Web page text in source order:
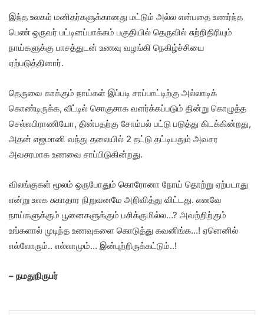
இந்த உலகம் மனிதர்களுக்கானது மட்டும் அல்ல என்பதை உணர்ந்த
பெண் ஒருவர் பட்டினப்பாக்கம் பகுதியில் தெருவில் சுற்றிதிரியும்
நாய்களுக்கு பாசத்துடன் உணவு வழங்கி நெகிழ்ச்சியை
ஏற்படுத்தினார்.
தெருவை காக்கும் நாய்கள் இப்படி சாப்பாட்டிற்கு அல்லாடிக்
கொண்டிருக்க, வீட்டில் சொகுசாக வளர்க்கப்படும் தின்று கொழுத்த
செல்லபிராணியோ, தின்பதற்கு சோம்பல் பட்டு படுத்து கிடக்கின்றது,
அதன் எஜமானி வந்து தலையில் 2 தட்டு தட்டியதும் அவசர
அவசரமாக உணவை சாப்பிடுகின்றது.
விலங்குகள் மூலம் ஒருபோதும் கொரோனா நோய் தொற்று ஏற்படாது
என்று உலக சுகாதார நிறுவனமே அறிவித்து விட்டது. எனவே
நாய்களுக்கும் பூனைகளுக்கும் பசிக்குமில்ல…? அவற்றிற்கும்
உங்களால் முடிந்த உணவுகளை கொடுத்து கவனிங்க…! ஏனெனில்
எல்லோரும்.. எல்லாமும்… இன்புற்றிருக்கட்டும்..!
– நமதுநிருபர்